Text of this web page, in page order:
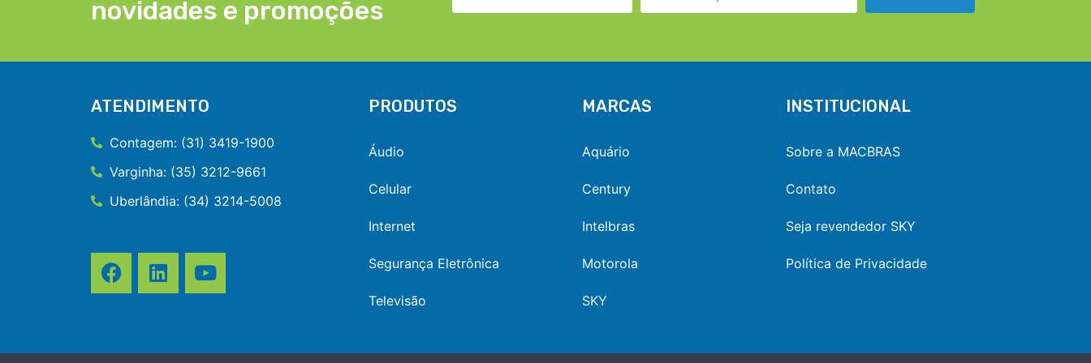
novidades e promoções
ATENDIMENTO
Contagem: (31) 3419-1900
Varginha: (35) 3212-9661
Uberlândia: (34) 3214-5008
PRODUTOS
Áudio
Celular
Internet
Segurança Eletrônica
Televisão
MARCAS
Aquário
Century
Intelbras
Motorola
SKY
INSTITUCIONAL
Sobre a MACBRAS
Contato
Seja revendedor SKY
Política de Privacidade